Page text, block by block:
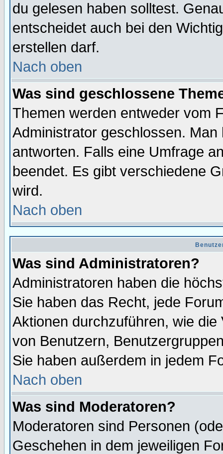
du gelesen haben solltest.
entscheidet auch bei den
erstellen darf.
Nach oben
Was sind geschlossene
Themen werden entweder vom
Administrator geschlossen.
antworten. Falls eine Umfrage
beendet. Es gibt verschiedene
wird.
Nach oben
Was sind Administratoren?
Administratoren haben die
Sie haben das Recht, jede
Aktionen durchzuführen, wie
von Benutzern,
Sie haben außerdem in jedem
Nach oben
Was sind Moderatoren?
Moderatoren sind Personen
Geschehen in dem jeweiligen